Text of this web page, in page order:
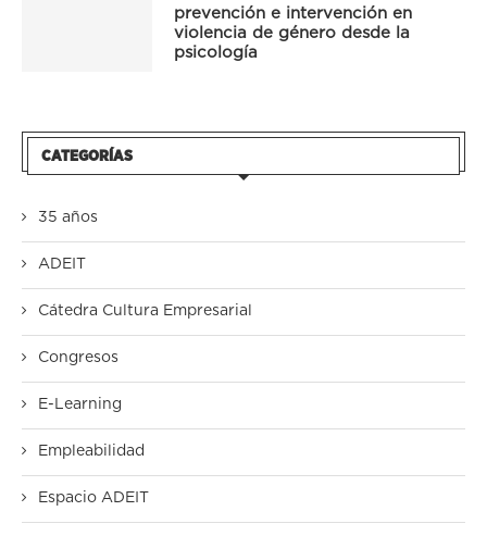
prevención e intervención en
violencia de género desde la
psicología
CATEGORÍAS
35 años
ADEIT
Cátedra Cultura Empresarial
Congresos
E-Learning
Empleabilidad
Espacio ADEIT